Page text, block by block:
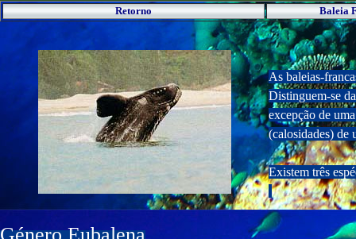
Retorno Baleia
As baleias-
Distinguem-se
excepção de
(calosidades) de
Existem três